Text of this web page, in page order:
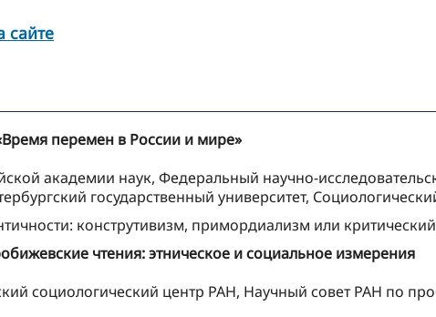
сайте
перемен в России и мире»
академии наук, Федеральный научно-
государственный университет,
конструтивизм, примордиализм или
чтения: этническое и социальное измерения
социологический центр РАН, Научный совет РАН по